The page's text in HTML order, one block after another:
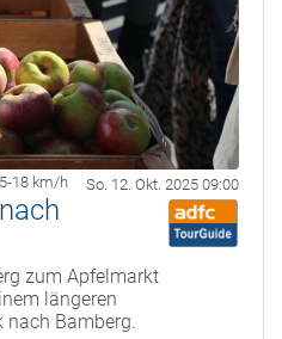
18 km/h So. 12. Okt. 2025 09:00
zum Apfelmarkt
längeren
nach Bamberg.